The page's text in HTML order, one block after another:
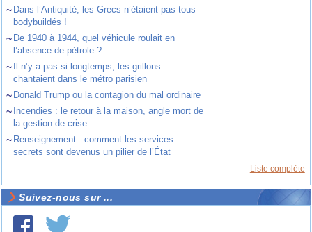
~ Dans l’Antiquité, les Grecs n’étaient pas tous
bodybuildés !
~ De 1940 à 1944, quel véhicule roulait en
l’absence de pétrole ?
~
Il n’y a pas si longtemps, les grillons
chantaient dans le métro parisien
~ Donald Trump ou la contagion du mal ordinaire
~ Incendies : le retour à la maison, angle mort de
la gestion de crise
~ Renseignement : comment les services
secrets sont devenus un pilier de l’État
Liste complète
Suivez-nous sur ...